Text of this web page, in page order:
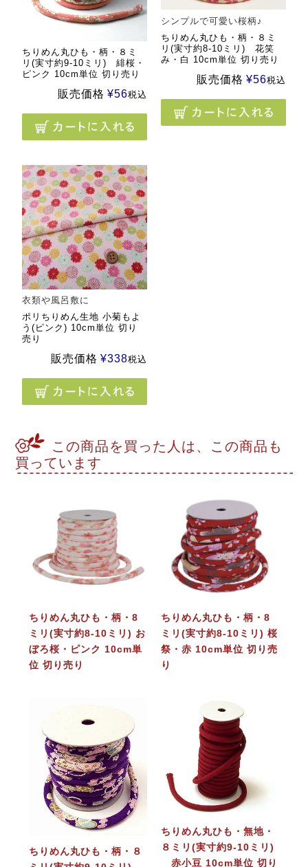
ちりめん丸ひも・柄・８ミ
リ(実寸約9-10ミリ) 緋桜・
ピンク 10cm単位 切り売り
販売価格 ¥56税込
シンプルで可愛い桜柄♪
ちりめん丸ひも・柄・８ミ
リ(実寸約8-10ミリ) 花笑
み・白 10cm単位 切り売り
販売価格 ¥56税込
衣類や風呂敷に
ポリちりめん生地 小菊もよ
う(ピンク) 10cm単位 切り
売り
販売価格 ¥338税込
この商品を買った人は、この商品も
買っています
ちりめん丸ひも・柄・8
ミリ(実寸約8-10ミリ) お
ぼろ桜・ピンク 10cm単
位 切り売り
ちりめん丸ひも・柄・8
ミリ(実寸約8-10ミリ) 桜
祭・赤 10cm単位 切り売
り
ちりめん丸ひも・柄・８
ちりめん丸ひも・無地・
８ミリ(実寸約9-10ミリ)
赤小豆 10cm単位 切り